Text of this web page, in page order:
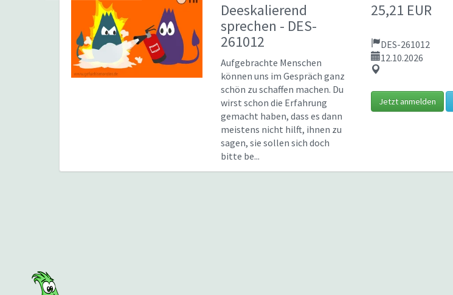
Deeskalierend
sprechen - DES-
261012
Aufgebrachte Menschen
können uns im Gespräch ganz
schön zu schaffen machen. Du
wirst schon die Erfahrung
gemacht haben, dass es dann
meistens nicht hilft, ihnen zu
sagen, sie sollen sich doch
bitte be...
25,21 EUR
DES-261012
12.10.2026
Jetzt anmelden